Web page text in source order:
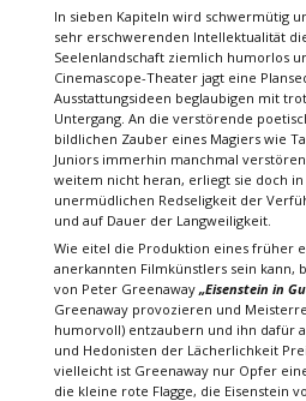
In sieben Kapiteln wird schwermütig
sehr erschwerenden Intellektualität
Seelenlandschaft ziemlich humorlos
Cinemascope-Theater jagt eine
Ausstattungsideen beglaubigen mit
Untergang. An die verstörende
bildlichen Zauber eines Magiers wie
Juniors immerhin manchmal
weitem nicht heran, erliegt sie doch
unermüdlichen Redseligkeit der
und auf Dauer der Langweiligkeit.
Wie eitel die Produktion eines früher
anerkannten Filmkünstlers sein kann,
von Peter Greenaway „Eisenstein in
Greenaway provozieren und
humorvoll) entzaubern und ihn dafür
und Hedonisten der Lächerlichkeit
vielleicht ist Greenaway nur Opfer
die kleine rote Flagge, die Eisenstein